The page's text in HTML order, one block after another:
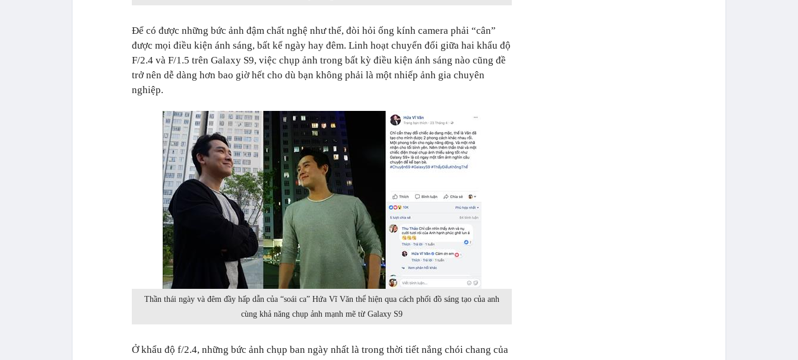
Để có được những bức ảnh đậm chất nghệ như thế, đòi hỏi ống kính camera phải “cân”
được mọi điều kiện ánh sáng, bất kể ngày hay đêm. Linh hoạt chuyển đổi giữa hai khẩu độ
F/2.4 và F/1.5 trên Galaxy S9, việc chụp ảnh trong bất kỳ điều kiện ánh sáng nào cũng đề
trở nên dễ dàng hơn bao giờ hết cho dù bạn không phải là một nhiếp ảnh gia chuyên
nghiệp.
Thần thái ngày và đêm đầy hấp dẫn của “soái ca” Hứa Vĩ Văn thể hiện qua cách phối đồ sáng tạo của anh
cùng khả năng chụp ảnh mạnh mẽ từ Galaxy S9
Ở khẩu độ f/2.4, những bức ảnh chụp ban ngày nhất là trong thời tiết nắng chói chang của